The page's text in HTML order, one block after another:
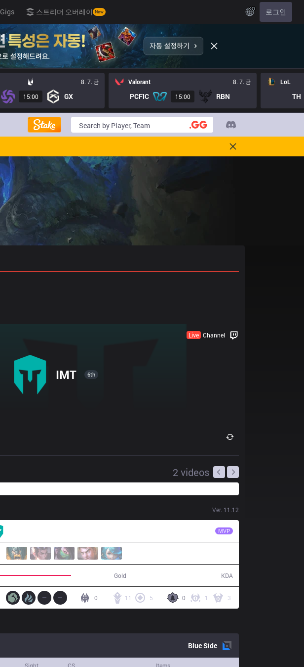
Gigs 스트리머 오버레이 New KO 로그인
8. 7. 금
15:00 GX
Valorant 8. 7. 금
PCFIC 15:00 RBN
LoL
TH
Live Channel
IMT 6th
2 videos
Ver. 11.12
MVP
Gold KDA
0 1 3
11 5
0
BlueSide